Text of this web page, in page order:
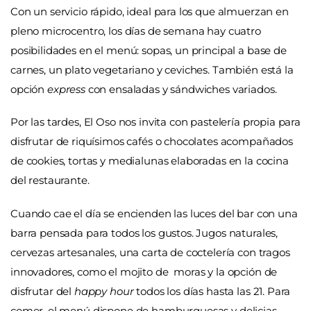
Con un servicio rápido, ideal para los que almuerzan en
pleno microcentro, los días de semana hay cuatro
posibilidades en el menú: sopas, un principal a base de
carnes, un plato vegetariano y ceviches. También está la
opción expresscon ensaladas y sándwiches variados.
Por las tardes, El Oso nos invita con pastelería propia para
disfrutar de riquísimos cafés o chocolates acompañados
de cookies, tortas y medialunas elaboradas en la cocina
del restaurante.
Cuando cae el día se encienden las luces del bar con una
barra pensada para todos los gustos. Jugos naturales,
cervezas artesanales, una carta de coctelería con tragos
innovadores, como el mojito de moras y la opción de
disfrutar del happy hourtodos los días hasta las 21. Para